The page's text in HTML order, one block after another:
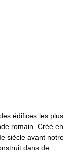
édifices les plus
romain. Créé en
siècle avant notre
dans de